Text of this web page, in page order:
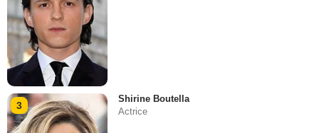
3
Shirine Boutella
Actrice